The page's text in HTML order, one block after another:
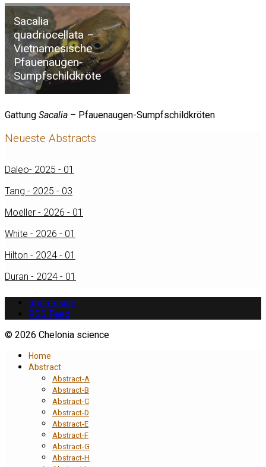
Sacalia
quadriocellata –
Vietnamesische
Pfauenaugen-
Sumpfschildkröte
Gattung Sacalia – Pfauenaugen-Sumpfschildkröten
Neueste Abstracts
Daleo- 2025 - 01
Tang - 2025 - 03
Moeller - 2026 - 01
White - 2026 - 01
Hilton - 2024 - 01
Duran - 2024 - 01
Impressum
RSS Feed
© 2026 Chelonia science
Home
Abstract
Abstract-A
Abstract-B
Abstract-C
Abstract-D
Abstract-E
Abstract-F
Abstract-G
Abstract-H